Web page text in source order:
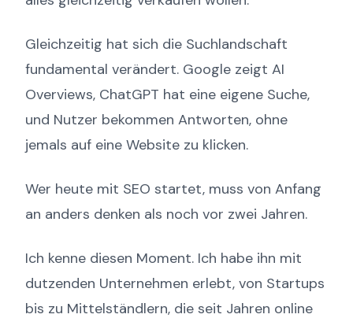
Gleichzeitig hat sich die Suchlandschaft
fundamental verändert. Google zeigt AI
Overviews, ChatGPT hat eine eigene Suche,
und Nutzer bekommen Antworten, ohne
jemals auf eine Website zu klicken.
Wer heute mit SEO startet, muss von Anfang
an anders denken als noch vor zwei Jahren.
Ich kenne diesen Moment. Ich habe ihn mit
dutzenden Unternehmen erlebt, von Startups
bis zu Mittelständlern, die seit Jahren online